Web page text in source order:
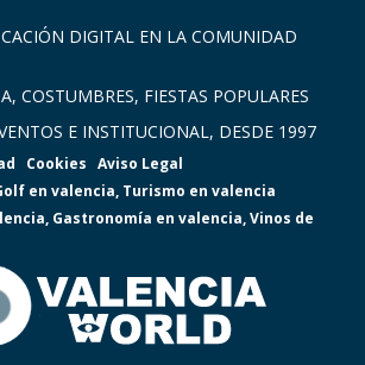
DIGITAL EN LA COMUNIDAD
COSTUMBRES, FIESTAS POPULARES
E INSTITUCIONAL, DESDE 1997
Cookies Aviso Legal
en valencia, Turismo en valencia
, Gastronomía en valencia,Vinos de